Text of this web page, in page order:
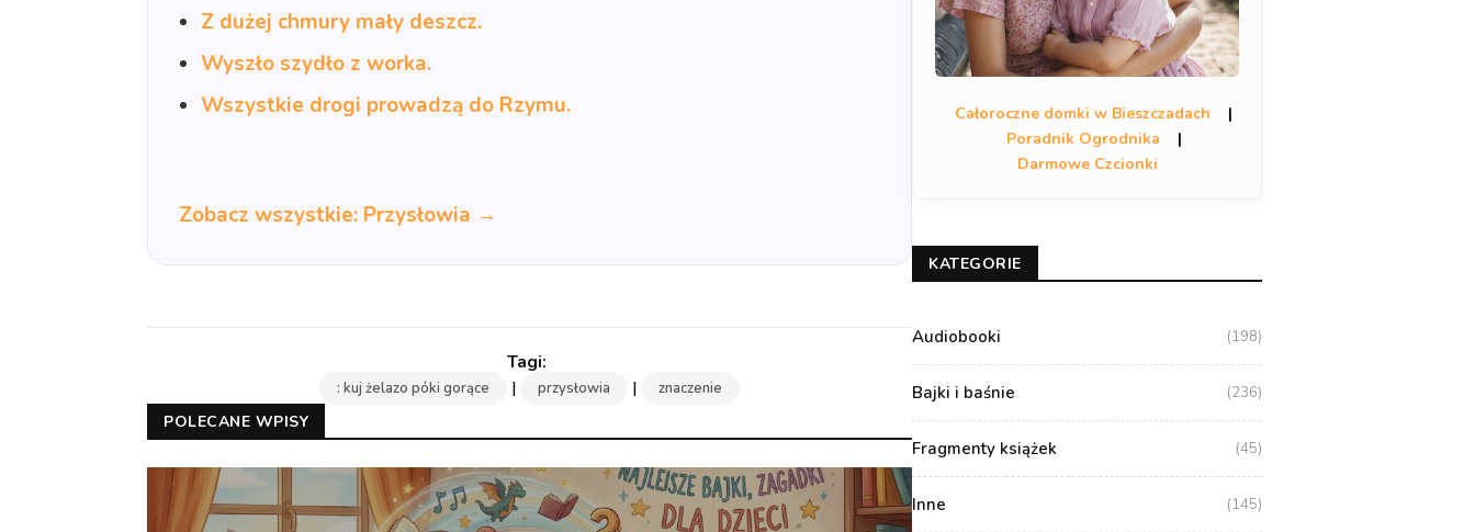
Z dużej chmury mały deszcz.
Wyszło szydło z worka.
Wszystkie drogi prowadzą do Rzymu.
Zobacz wszystkie: Przysłowia →
: kuj żelazo póki gorące | przysłowia | znaczenie
POLECANE WPISY
Całoroczne domki w Bieszczadach
|
Poradnik Ogrodnika
|
Darmowe Czcionki
KATEGORIE
Audiobooki (198)
Bajki i baśnie (236)
Fragmenty książek (45)
Inne (145)